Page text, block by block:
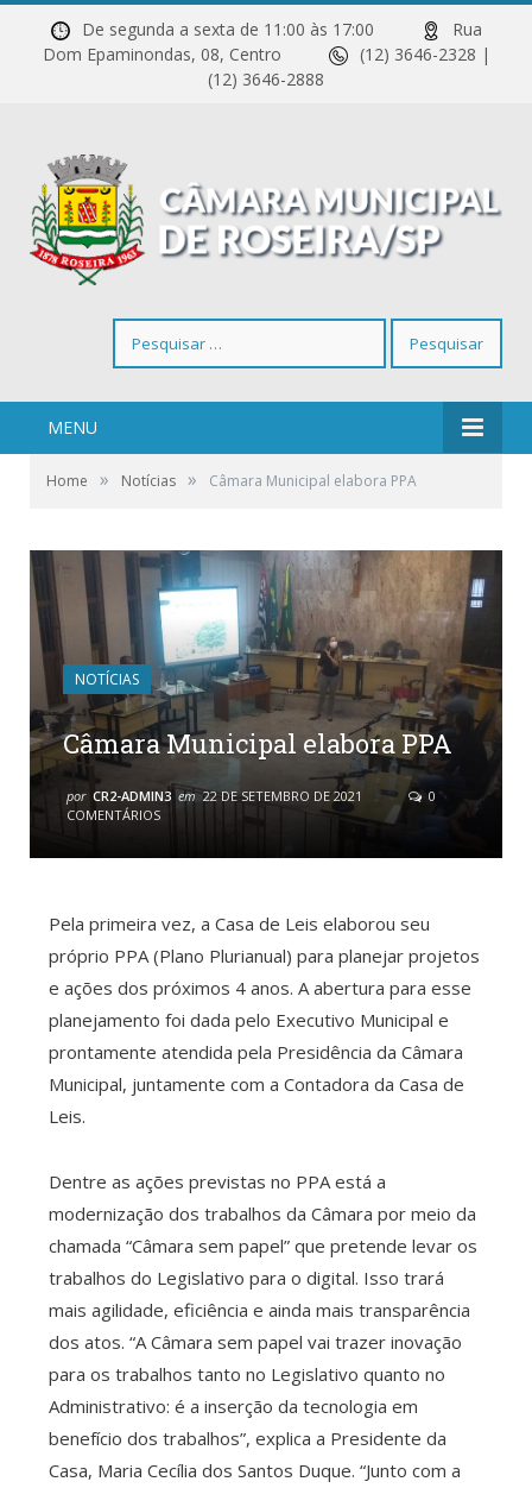
De segunda a sexta de 11:00 às 17:00
Rua
Dom Epaminondas, 08, Centro
(12) 3646-2328 |
(12) 3646-2888
por:
MENU
Home » Notícias » Câmara Municipal elabora PPA
NOTÍCIAS
Câmara Municipal elabora PPA
por CR2-ADMIN3 em 22 DE SETEMBRO DE 2021
0
COMENTÁRIOS
Pela primeira vez, a Casa de Leis elaborou seu
próprio PPA (Plano Plurianual) para planejar projetos
e ações dos próximos 4 anos. A abertura para esse
planejamento foi dada pelo Executivo Municipal e
prontamente atendida pela Presidência da Câmara
Municipal, juntamente com a Contadora da Casa de
Leis.
Dentre as ações previstas no PPA está a
modernização dos trabalhos da Câmara por meio da
chamada “Câmara sem papel” que pretende levar os
trabalhos do Legislativo para o digital. Isso trará
mais agilidade, eficiência e ainda mais transparência
dos atos. “A Câmara sem papel vai trazer inovação
para os trabalhos tanto no Legislativo quanto no
Administrativo: é a inserção da tecnologia em
benefício dos trabalhos”, explica a Presidente da
Casa, Maria Cecília dos Santos Duque. “Junto com a